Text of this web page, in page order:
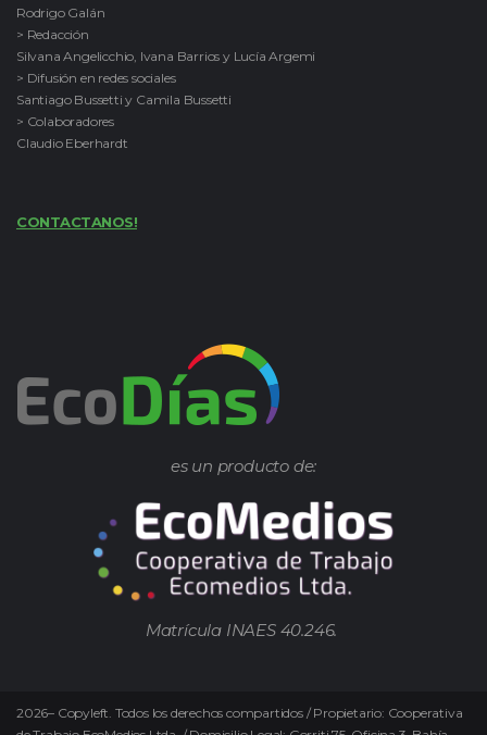
Rodrigo Galán
> Redacción
Silvana Angelicchio, Ivana Barrios y Lucía Argemi
> Difusión en redes sociales
Santiago Bussetti y Camila Bussetti
> Colaboradores
Claudio Eberhardt
CONTACTANOS!
es un producto de:
Matrícula INAES 40.246.
2026– Copyleft. Todos los derechos compartidos / Propietario: Cooperativa